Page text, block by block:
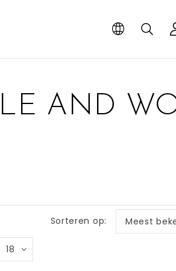
AND
Sorteren op: Meest
18